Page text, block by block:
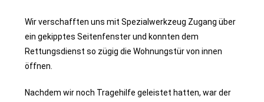
Wir verschafften uns mit Spezialwerkzeug Zugang über
ein gekipptes Seitenfenster und konnten dem
Rettungsdienst so zügig die Wohnungstür von innen
öffnen.
Nachdem wir noch Tragehilfe geleistet hatten, war der